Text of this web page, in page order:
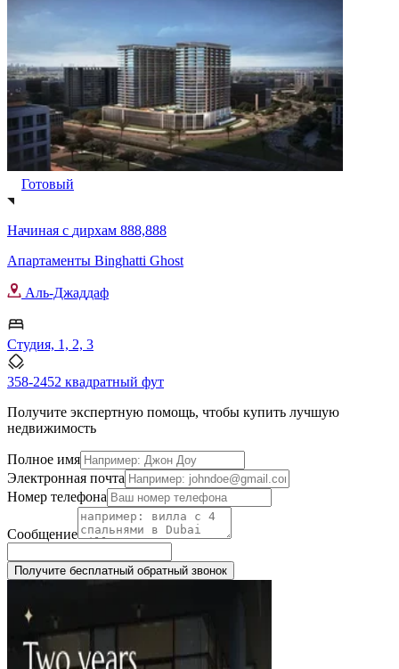
Готовый
Начиная с дирхам 888,888
Апартаменты Binghatti Ghost
Аль-Джаддаф
Студия, 1, 2, 3
358-2452 квадратный фут
Получите экспертную помощь, чтобы купить лучшую
недвижимость
Полное имя
Электронная почта
Номер телефона
Сообщение
Получите бесплатный обратный звонок